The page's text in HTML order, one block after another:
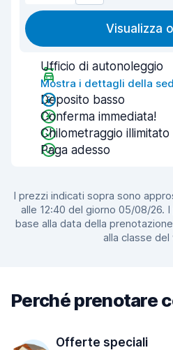
Visualizza
Ufficio di autonoleggio
Mostra i dettagli della
Deposito basso
Conferma immediata!
Chilometraggio illimitato
Paga adesso
I prezzi indicati sopra sono
alle 12:40 del giorno 05/08/26.
base alla data della
alla classe del
Perché prenotare
Offerte speciali